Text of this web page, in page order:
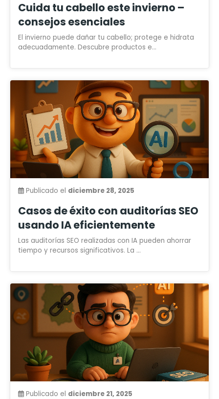
Cuida tu cabello este invierno –
consejos esenciales
El invierno puede dañar tu cabello; protege e hidrata
adecuadamente. Descubre productos e...
Publicado el diciembre 28, 2025
Casos de éxito con auditorías SEO
usando IA eficientemente
Las auditorías SEO realizadas con IA pueden ahorrar
tiempo y recursos significativos. La ...
Publicado el diciembre 21, 2025